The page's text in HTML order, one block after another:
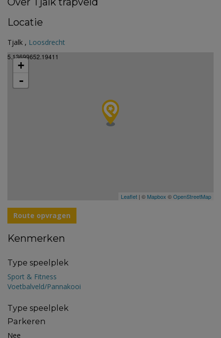
Locatie
Tjalk , Loosdrecht
5.13699652.19411
+
-
Leaflet | © Mapbox ©OpenStreetMap
Route opvragen
Kenmerken
Type speelplek
Sport & Fitness
Voetbalveld/Pannakooi
Type speelplek
Parkeren
Nee